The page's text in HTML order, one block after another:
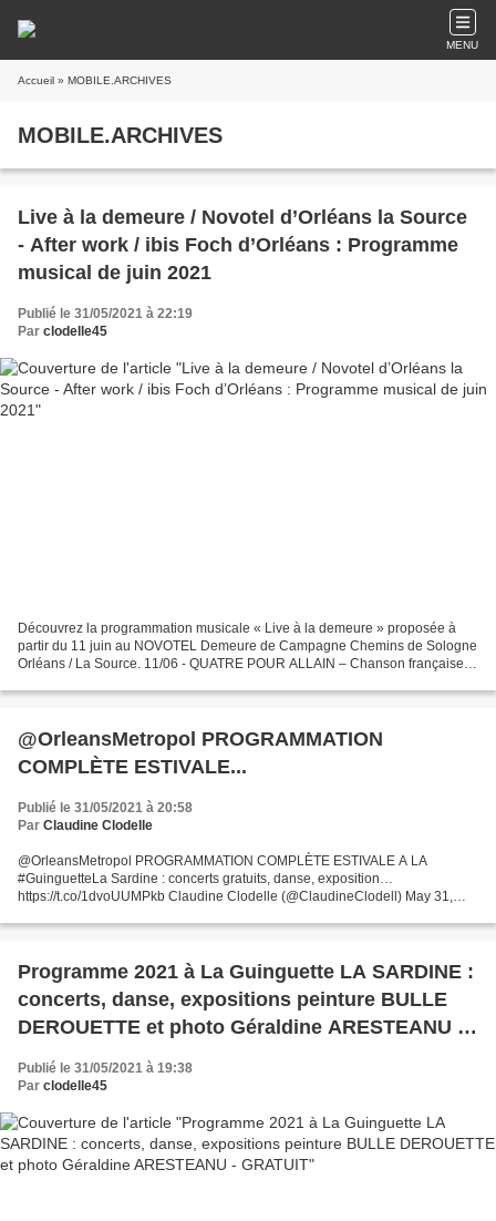
MENU
Accueil » MOBILE.ARCHIVES
MOBILE.ARCHIVES
Live à la demeure / Novotel d’Orléans la Source
- After work / ibis Foch d’Orléans : Programme
musical de juin 2021
Publié le 31/05/2021 à 22:19
Par clodelle45
Découvrez la programmation musicale « Live à la demeure » proposée à
partir du 11 juin au NOVOTEL Demeure de Campagne Chemins de Sologne
Orléans / La Source. 11/06 - QUATRE POUR ALLAIN – Chanson française
@OrleansMetropol PROGRAMMATION
COMPLÈTE ESTIVALE...
Publié le 31/05/2021 à 20:58
Par Claudine Clodelle
@OrleansMetropol PROGRAMMATION COMPLÈTE ESTIVALE A LA
#GuinguetteLa Sardine : concerts gratuits, danse, exposition…
https://t.co/1dvoUUMPkb Claudine Clodelle (@ClaudineClodell) May 31,
Programme 2021 à La Guinguette LA SARDINE :
concerts, danse, expositions peinture BULLE
DEROUETTE et photo Géraldine ARESTEANU -
Publié le 31/05/2021 à 19:38
Par clodelle45